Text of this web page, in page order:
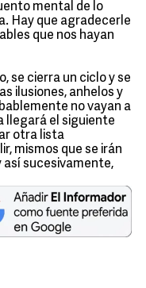
mental de lo
Hay que agradecerle
que nos hayan
se cierra un ciclo y se
ilusiones, anhelos y
no vayan a
llegará el siguiente
otra lista
mismos que se irán
así sucesivamente,